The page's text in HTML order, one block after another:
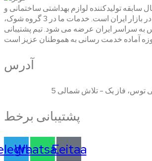
با 25 سال سابقه تولیدکننده لوازم بهداشتی ساختمانی و
تاسیسات ساختمانی در بازار ایران است. خدمات ما در 3 گروه شوک،
به سراسر ایران عرضه می شود. تیم پشتیبانی
آدرس
فاز یک - تلاش شمالی 5
پشتیبانی برخط
Whatsapp
Eeitaa